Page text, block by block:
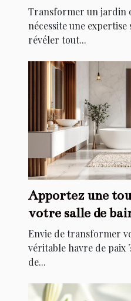
extérieurs ?
Transformer un jardin
nécessite une expertise
révéler tout...
Apportez une
votre salle de
élégants
Envie de transformer
véritable havre de paix
de...